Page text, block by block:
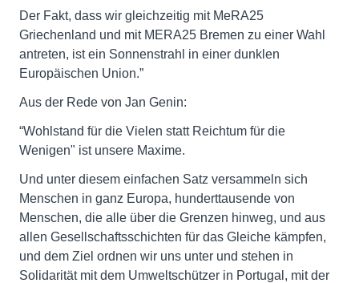
Der Fakt, dass wir gleichzeitig mit MeRA25
Griechenland und mit MERA25 Bremen zu einer Wahl
antreten, ist ein Sonnenstrahl in einer dunklen
Europäischen Union.”
Aus der Rede von Jan Genin:
“Wohlstand für die Vielen statt Reichtum für die
Wenigen" ist unsere Maxime.
Und unter diesem einfachen Satz versammeln sich
Menschen in ganz Europa, hunderttausende von
Menschen, die alle über die Grenzen hinweg, und aus
allen Gesellschaftsschichten für das Gleiche kämpfen,
und dem Ziel ordnen wir uns unter und stehen in
Solidarität mit dem Umweltschützer in Portugal, mit der